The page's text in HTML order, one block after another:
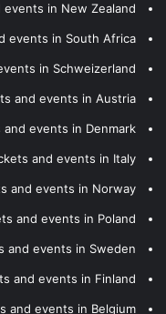
events in New Zealand
events in South Africa
in Schweizerland
and events in Austria
and events in Denmark
and events in Italy
and events in Norway
and events in Poland
and events in Sweden
and events in Finland
and events in Belgium